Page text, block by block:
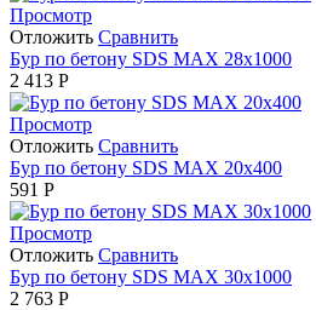
Просмотр
Отложить Сравнить
Бур по бетону SDS MAX 28х1000
2 413 Р
Просмотр
Отложить Сравнить
Бур по бетону SDS MAX 20х400
591 Р
Просмотр
Отложить Сравнить
Бур по бетону SDS MAX 30х1000
2 763 Р